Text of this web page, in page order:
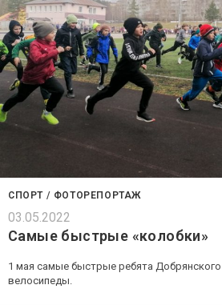
СПОРТ / ФОТОРЕПОРТАЖ
03.05.2022
Самые быстрые «колобки»
1 мая самые быстрые ребята Добрянского
велосипеды.